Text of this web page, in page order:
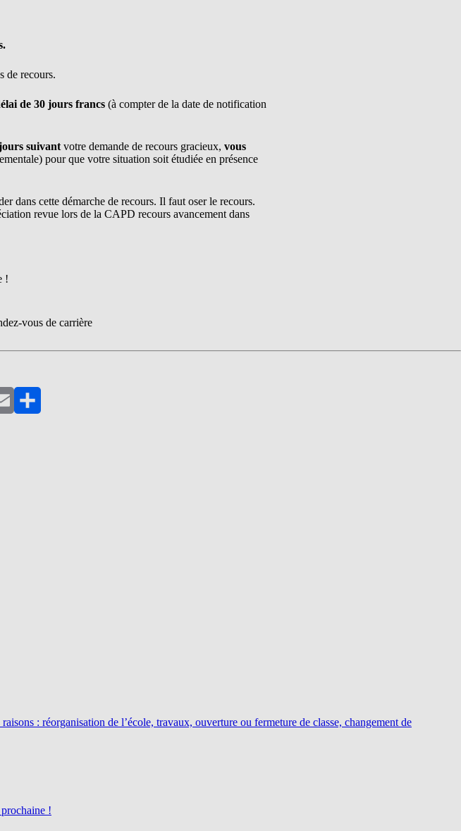
de recours.
de 30 jours francs (à compter de la date de notification
suivant votre demande de recours gracieux, vous
pour que votre situation soit étudiée en présence
dans cette démarche de recours. Il faut oser le recours.
revue lors de la CAPD recours avancement dans
!
vous de carrière
EmailPartager
: réorganisation de l’école, travaux, ouverture ou fermeture de classe, changement de
!